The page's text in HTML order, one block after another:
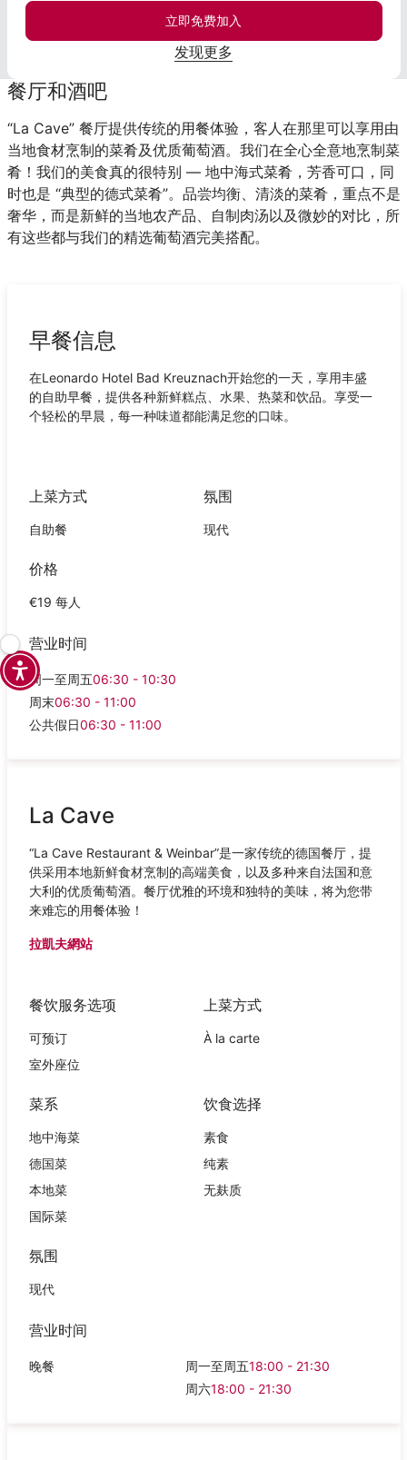
立即免费加入
发现更多
餐厅和酒吧
“La Cave” 餐厅提供传统的用餐体验，客人在那里可以享用由
当地食材烹制的菜肴及优质葡萄酒。我们在全心全意地烹制菜
肴！我们的美食真的很特别 — 地中海式菜肴，芳香可口，同
时也是 “典型的德式菜肴”。品尝均衡、清淡的菜肴，重点不是
奢华，而是新鲜的当地农产品、自制肉汤以及微妙的对比，所
有这些都与我们的精选葡萄酒完美搭配。
早餐信息
在Leonardo Hotel Bad Kreuznach开始您的一天，享用丰盛
的自助早餐，提供各种新鲜糕点、水果、热菜和饮品。享受一
个轻松的早晨，每一种味道都能满足您的口味。
上菜方式
自助餐
氛围
现代
价格
€19 每人
营业时间
周一至周五06:30 - 10:30
周末06:30 - 11:00
公共假日06:30 - 11:00
La Cave
“La Cave Restaurant & Weinbar”是一家传统的德国餐厅，提
供采用本地新鲜食材烹制的高端美食，以及多种来自法国和意
大利的优质葡萄酒。餐厅优雅的环境和独特的美味，将为您带
来难忘的用餐体验！
拉凱夫網站
餐饮服务选项
可预订
室外座位
上菜方式
À la carte
菜系
地中海菜
德国菜
本地菜
国际菜
饮食选择
素食
纯素
无麸质
氛围
现代
营业时间
晚餐 周一至周五18:00 - 21:30
周六18:00 - 21:30